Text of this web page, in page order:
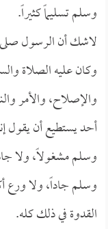
وسلم تسليماً كثيراً.
لاشك أن الرسول صلى
وكان عليه الصلاة
والإصلاح، والأمر
أحد يستطيع أن يقول
وسلم مشغولاً، ولا
وسلم جاداً، ولا ورع
القدوة في ذلك كله.